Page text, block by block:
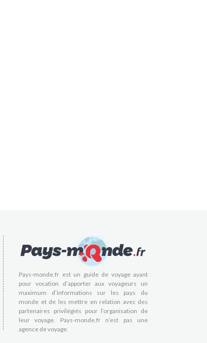
Pays-monde.fr est un guide de voyage ayant
pour vocation d’apporter aux voyageurs un
maximum d’informations sur les pays du
monde et de les mettre en relation avec des
partenaires privilégiés pour l’organisation de
leur voyage. Pays-monde.fr n’est pas une
agence de voyage.